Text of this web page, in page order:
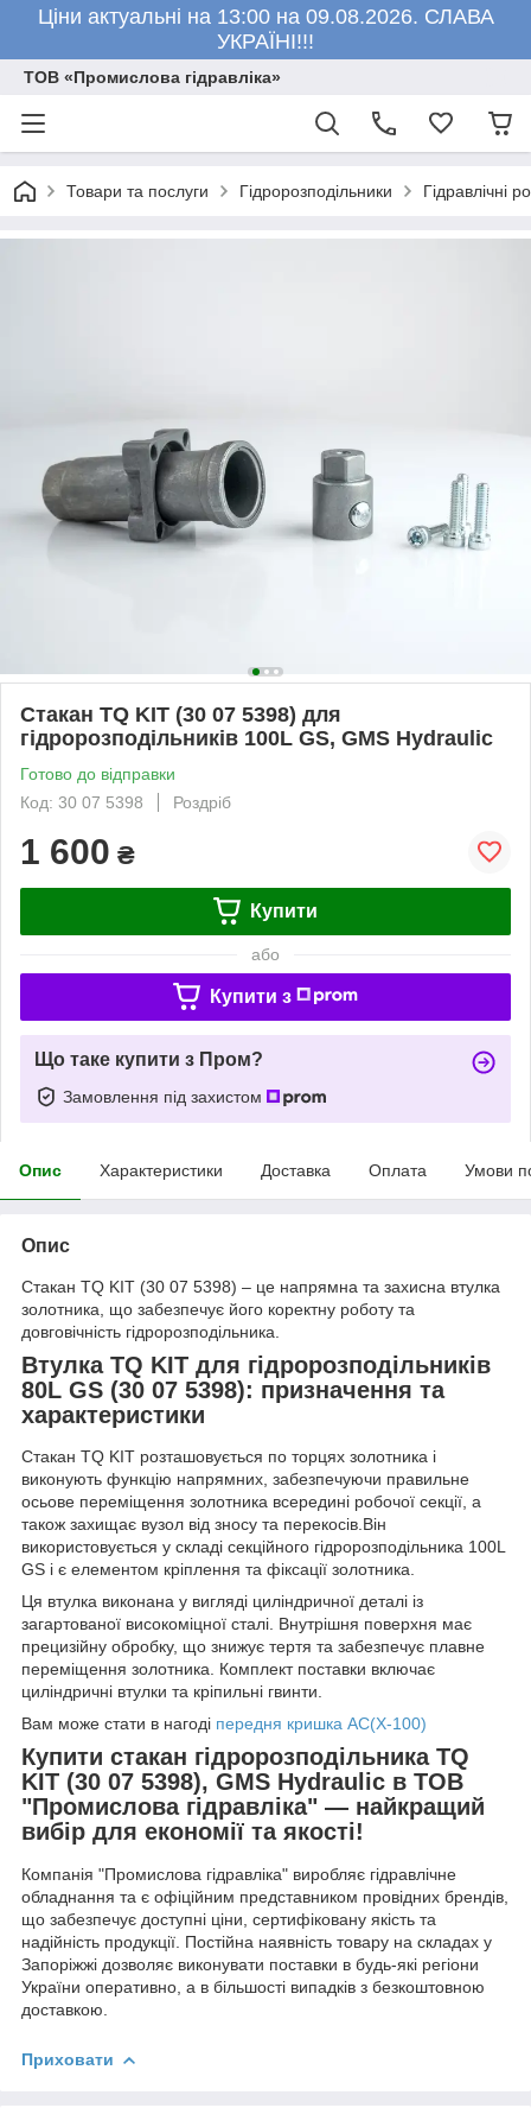
Ціни актуальні на 13:00 на 09.08.2026. СЛАВА
УКРАЇНІ!!!
ТОВ «Промислова гідравліка»
Товари та послуги Гідророзподільники Гідравлічні
Стакан TQ KIT (30 07 5398) для
гідророзподільників 100L GS, GMS Hydraulic
Готово до відправки
Код: 30 07 5398
Роздріб
1 600 ₴
Купити
або
Купити з
Що таке купити з Пром?
Замовлення під захистом
Опис Характеристики Доставка Оплата Умови
Опис
Стакан TQ KIT (30 07 5398) – це напрямна та захисна втулка
золотника, що забезпечує його коректну роботу та
довговічність гідророзподільника.
Втулка TQ KIT для гідророзподільників
80L GS (30 07 5398): призначення та
характеристики
Стакан TQ KIT розташовується по торцях золотника і
виконують функцію напрямних, забезпечуючи правильне
осьове переміщення золотника всередині робочої секції, а
також захищає вузол від зносу та перекосів.Він
використовується у складі секційного гідророзподільника 100L
GS і є елементом кріплення та фіксації золотника.
Ця втулка виконана у вигляді циліндричної деталі із
загартованої високоміцної сталі. Внутрішня поверхня має
прецизійну обробку, що знижує тертя та забезпечує плавне
переміщення золотника. Комплект поставки включає
циліндричні втулки та кріпильні гвинти.
Вам може стати в нагоді передня кришка AC(X‐100)
Купити стакан гідророзподільника TQ
KIT (30 07 5398), GMS Hydraulic в ТОВ
"Промислова гідравліка" — найкращий
вибір для економії та якості!
Компанія "Промислова гідравліка" виробляє гідравлічне
обладнання та є офіційним представником провідних брендів,
що забезпечує доступні ціни, сертифіковану якість та
надійність продукції. Постійна наявність товару на складах у
Запоріжжі дозволяє виконувати поставки в будь-які регіони
України оперативно, а в більшості випадків з безкоштовною
доставкою.
Приховати